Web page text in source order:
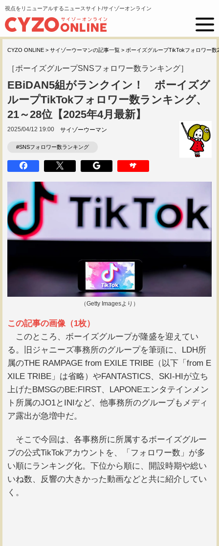
視点をリニューアルするニュースサイト/サイゾーオンライン
CYZO ONLINE > サイゾーウーマンの記事一覧 > ボーイズグループTikTokフォロワー数
［ボーイズグループSNSフォロワー数ランキング］
EBiDAN5組がランクイン！ ボーイズグ
ループTikTokフォロワー数ランキング、
21～28位【2025年4月最新】
2025/04/12 19:00 サイゾーウーマン
#SNSフォロワー数ランキング
（Getty Imagesより）
この記事の画像（1枚）
このところ、ボーイズグループが隆盛を迎えてい
る。旧ジャニーズ事務所のグループを筆頭に、LDH所
属のTHE RAMPAGE from EXILE TRIBE（以下「from E
XILE TRIBE」は省略）やFANTASTICS、SKI-HIが立ち
上げたBMSGのBE:FIRST、LAPONEエンタテインメン
ト所属のJO1とINIなど、他事務所のグループもメディ
ア露出が急増中だ。
そこで今回は、各事務所に所属するボーイズグルー
プの公式TikTokアカウントを、「フォロワー数」が多
い順にランキング化。下位から順に、開設時期や総い
いね数、反響の大きかった動画などと共に紹介してい
く。